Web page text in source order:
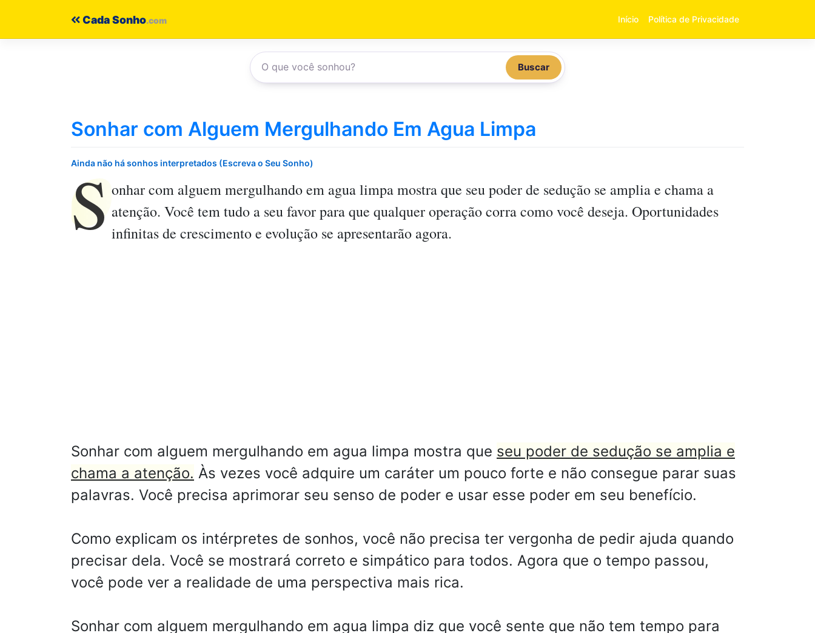
Cada Sonho Início Política de Privacidade
Buscar
Sonhar com Alguem Mergulhando Em Agua Limpa
Ainda não há sonhos interpretados (Escreva o Seu Sonho)
S onhar com alguem mergulhando em agua limpamostra que seu poder de sedução se amplia e chama a
atenção. Você tem tudo a seu favor para que qualquer operação corra como você deseja. Oportunidades
infinitas de crescimento e evolução se apresentarão agora.
Sonhar com alguem mergulhando em agua limpa mostra que seu poder de sedução se amplia e
chama a atenção. Às vezes você adquire um caráter um pouco forte e não consegue parar suas
palavras. Você precisa aprimorar seu senso de poder e usar esse poder em seu benefício.
Como explicam os intérpretes de sonhos, você não precisa ter vergonha de pedir ajuda quando
precisar dela. Você se mostrará correto e simpático para todos. Agora que o tempo passou,
você pode ver a realidade de uma perspectiva mais rica.
Sonhar com alguem mergulhando em agua limpa diz que você sente que não tem tempo para